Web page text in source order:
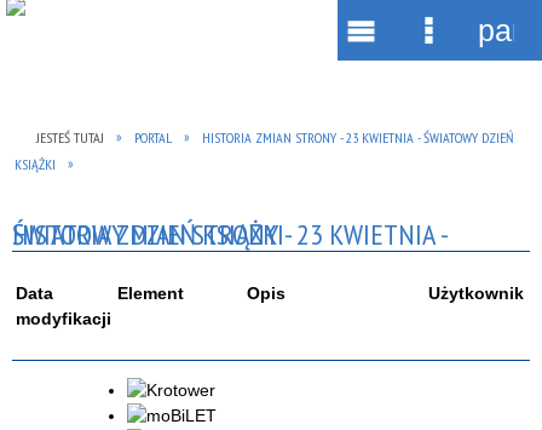
JESTEŚ TUTAJ PORTAL
HISTORIA ZMIAN STRONY - 23 KWIETNIA - ŚWIATOWY DZIEŃ
KSIĄŻKI
HISTORIA ZMIAN STRONY - 23 KWIETNIA - ŚWIATOWY DZIEŃ KSIĄŻKI
Data
modyfikacji
Element Opis Użytkownik
Wyszukiwarka
Narzędzia
MenuMenu